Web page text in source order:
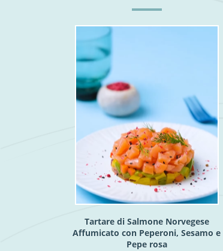
Tartare di Salmone Norvegese
Affumicato con Peperoni, Sesamo e
Pepe rosa